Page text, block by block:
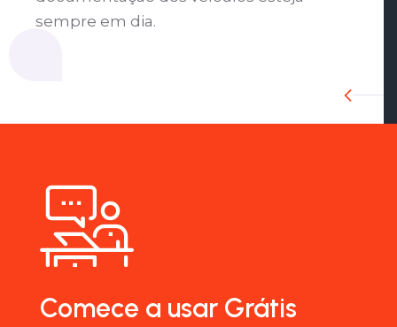
sempre em dia.
Comece a usar Grátis